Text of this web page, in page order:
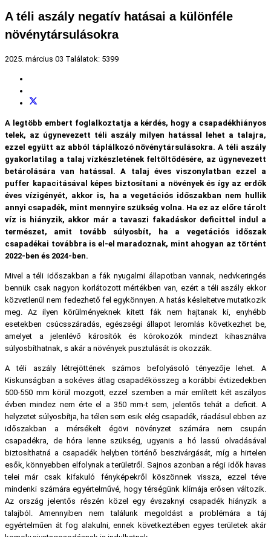
A téli aszály negatív hatásai a különféle
növénytársulásokra
2025. március 03 Találatok: 5399
A legtöbb embert foglalkoztatja a kérdés, hogy a csapadékhiányos
telek, az úgynevezett téli aszály milyen hatással lehet a talajra,
ezzel együtt az abból táplálkozó növénytársulásokra. A téli aszály
gyakorlatilag a talaj vízkészletének feltöltődésére, az úgynevezett
betárolására van hatással. A talaj éves viszonylatban ezzel a
puffer kapacitásával képes biztosítani a növények és így az erdők
éves vízigényét, akkor is, ha a vegetációs időszakban nem hullik
annyi csapadék, mint mennyire szükség volna. Ha ez az előre tárolt
víz is hiányzik, akkor már a tavaszi fakadáskor deficittel indul a
természet, amit tovább súlyosbít, ha a vegetációs időszak
csapadékai továbbra is el-el maradoznak, mint ahogyan az történt
2022-ben és 2024-ben.
Mivel a téli időszakban a fák nyugalmi állapotban vannak, nedvkeringés
bennük csak nagyon korlátozott mértékben van, ezért a téli aszály ekkor
közvetlenül nem fedezhető fel egykönnyen. A hatás késleltetve mutatkozik
meg. Az ilyen körülményeknek kitett fák nem hajtanak ki, enyhébb
esetekben csúcsszáradás, egészségi állapot leromlás következhet be,
amelyet a jelenlévő károsítók és kórokozók mindezt kihasználva
súlyosbíthatnak, s akár a növények pusztulását is okozzák.
A téli aszály létrejöttének számos befolyásoló tényezője lehet. A
Kiskunságban a sokéves átlag csapadékösszeg a korábbi évtizedekben
500-550 mm körül mozgott, ezzel szemben a már említett két aszályos
évben mindez nem érte el a 350 mm-t sem, jelentős tehát a deficit. A
helyzetet súlyosbítja, ha télen sem esik elég csapadék, ráadásul ebben az
időszakban a mérsékelt égövi növényzet számára nem csupán
csapadékra, de hóra lenne szükség, ugyanis a hó lassú olvadásával
biztosíthatná a csapadék helyben történő beszivárgását, míg a hirtelen
esők, könnyebben elfolynak a területről. Sajnos azonban a régi idők havas
telei már csak kifakuló fényképekről köszönnek vissza, ezzel téve
mindenki számára egyértelművé, hogy térségünk klímája erősen változik.
Az ország jelentős részén közel egy évszaknyi csapadék hiányzik a
talajból. Amennyiben nem találunk megoldást a problémára a táj
egyértelműen át fog alakulni, ennek következtében egyes területek akár